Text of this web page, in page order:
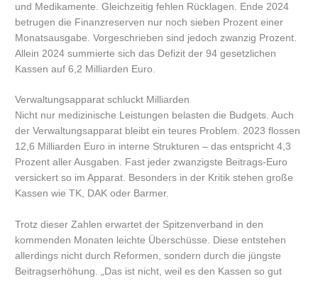
und Medikamente. Gleichzeitig fehlen Rücklagen. Ende 2024
betrugen die Finanzreserven nur noch sieben Prozent einer
Monatsausgabe. Vorgeschrieben sind jedoch zwanzig Prozent.
Allein 2024 summierte sich das Defizit der 94 gesetzlichen
Kassen auf 6,2 Milliarden Euro.
Verwaltungsapparat schluckt Milliarden
Nicht nur medizinische Leistungen belasten die Budgets. Auch
der Verwaltungsapparat bleibt ein teures Problem. 2023 flossen
12,6 Milliarden Euro in interne Strukturen – das entspricht 4,3
Prozent aller Ausgaben. Fast jeder zwanzigste Beitrags-Euro
versickert so im Apparat. Besonders in der Kritik stehen große
Kassen wie TK, DAK oder Barmer.
Trotz dieser Zahlen erwartet der Spitzenverband in den
kommenden Monaten leichte Überschüsse. Diese entstehen
allerdings nicht durch Reformen, sondern durch die jüngste
Beitragserhöhung. „Das ist nicht, weil es den Kassen so gut